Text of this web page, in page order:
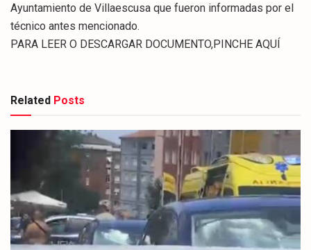
Ayuntamiento de Villaescusa que fueron informadas por el
técnico antes mencionado.
PARA LEER O DESCARGAR DOCUMENTO,PINCHE AQUÍ
Related Posts